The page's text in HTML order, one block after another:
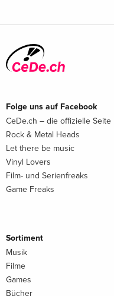
Folge uns auf Facebook
CeDe.ch – die offizielle Seite
Rock & Metal Heads
Let there be music
Vinyl Lovers
Film- und Serienfreaks
Game Freaks
Sortiment
Musik
Filme
Games
Bücher